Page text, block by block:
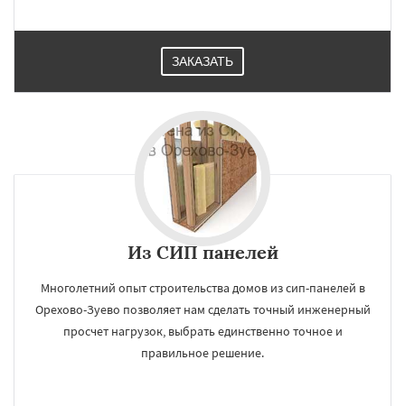
ЗАКАЗАТЬ
Из СИП панелей
Многолетний опыт строительства домов из сип-панелей в
Орехово-Зуево позволяет нам сделать точный инженерный
просчет нагрузок, выбрать единственно точное и
правильное решение.